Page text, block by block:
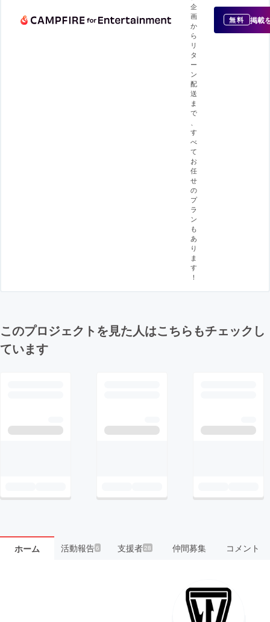
企
画
か
ら
リ
タ
ー
ン
配
送
ま
で
す
べ
て
お
任
せ
の
プ
ラ
ン
も
あ
り
ま
す
！
無料 掲載
このプロジェクトを見た人はこちらもチェックし
ています
ホーム 活動報告6 支援者28 仲間募集 コメント